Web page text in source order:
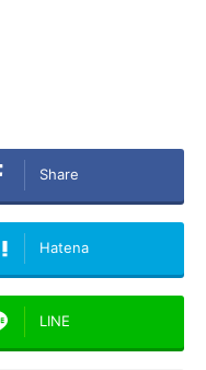
Share
Hatena
LINE